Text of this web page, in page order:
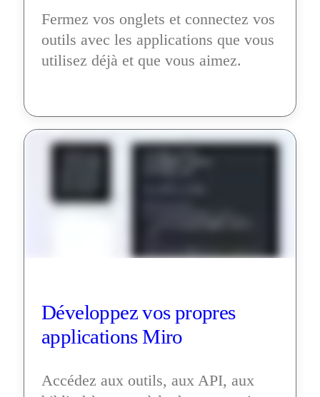
Fermez vos onglets et connectez vos
outils avec les applications que vous
utilisez déjà et que vous aimez.
Développez vos propres
applications Miro
Accédez aux outils, aux API, aux